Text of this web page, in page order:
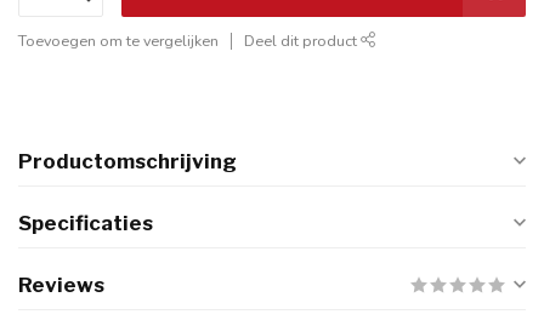
Toevoegen om te vergelijken Deel dit product
Productomschrijving
Specificaties
Reviews